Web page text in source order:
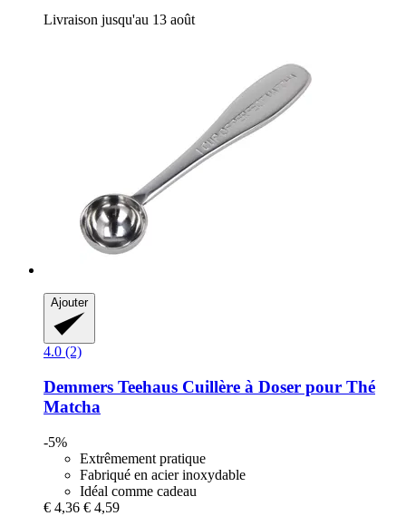
Livraison jusqu'au 13 août
Ajouter
4.0 (2)
Demmers Teehaus Cuillère à Doser pour Thé
Matcha
-5%
Extrêmement pratique
Fabriqué en acier inoxydable
Idéal comme cadeau
€ 4,36 € 4,59